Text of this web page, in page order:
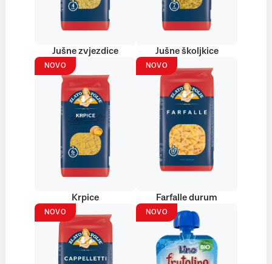
Jušne zvjezdice Jušne školjkice
NOVO
Krpice
NOVO
Farfalle durum
NOVO NOVO